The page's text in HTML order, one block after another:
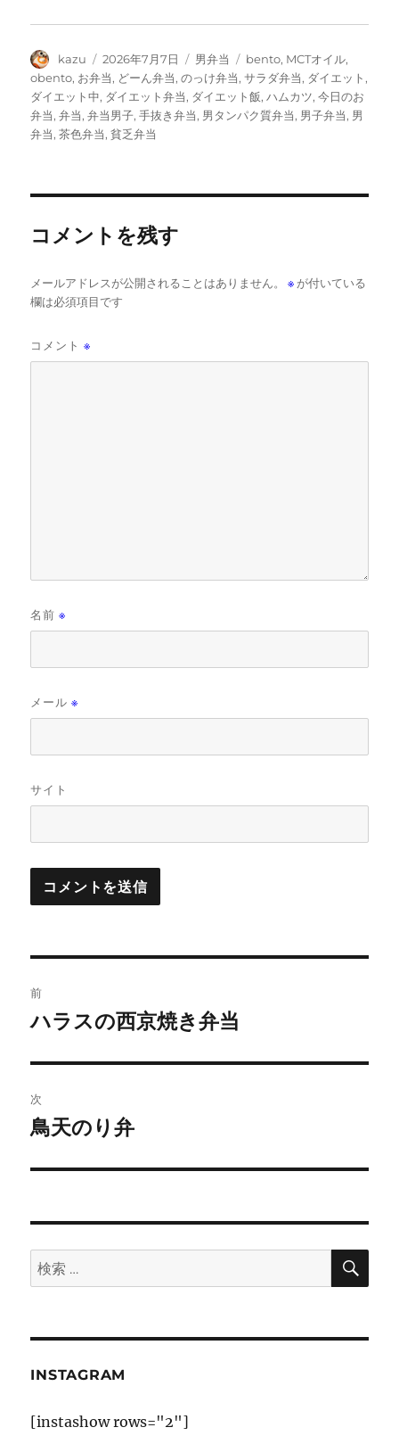
投
稿
者
kazu
投
稿
日:
2026年7月7日
カ
テ
ゴ
リ
男弁当
タ
グ
bento, MCTオイル,
obento, お弁当, どーん弁当,のっけ弁当,サラダ弁当, ダイエット ,
ダイエット中, ダイエット弁当, ダイエット飯,ハムカツ,今日のお
弁当,弁当,弁当男子,手抜き弁当, 男タンパク質弁当, 男子弁当, 男
弁当,茶色弁当,貧乏弁当
コメントを残す
メールアドレスが公開されることはありません。 ※ が付いている
欄は必須項目です
コメント※
名前※
メール※
サイト
稿
ビ
ゲ
ー
ン
前
前
投
稿:
ハラスの西京焼き弁当
次
次
投
鳥天のり弁
検
索:
検
INSTAGRAM
[instashow rows="2"]